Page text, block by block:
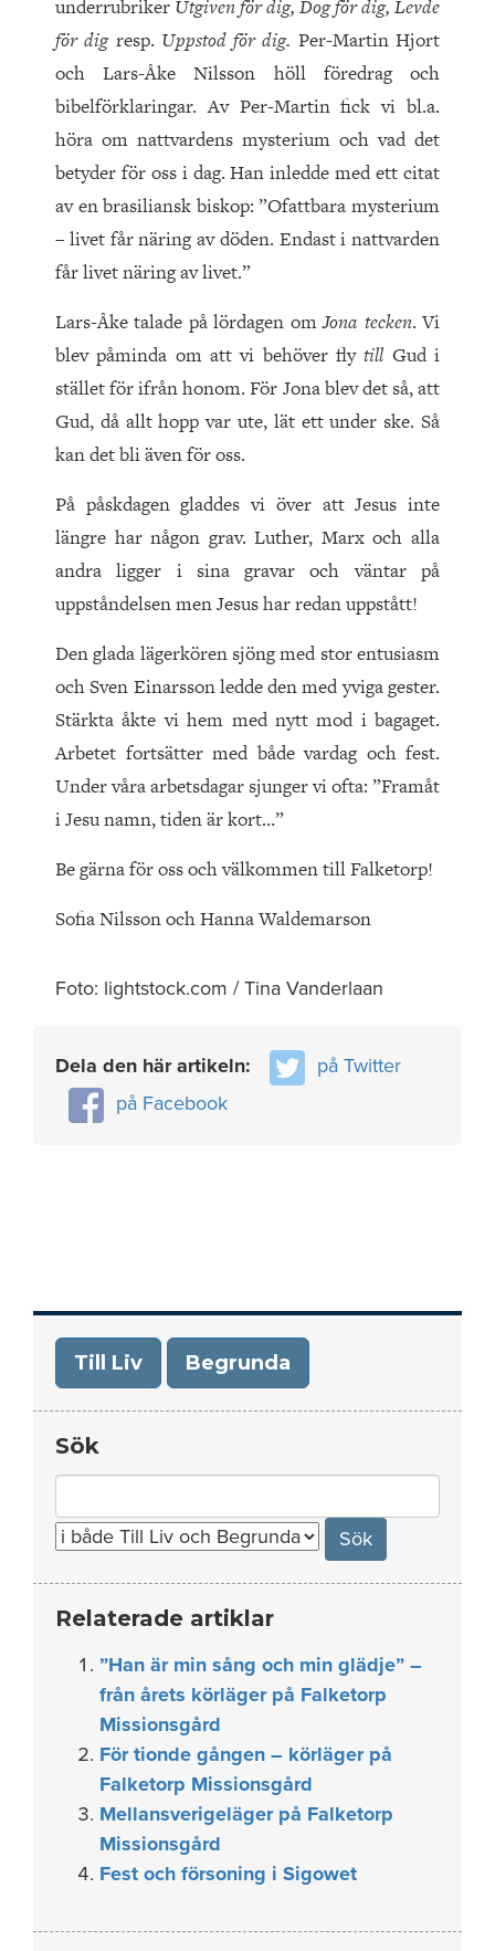
underrubriker Utgiven för dig, Dog för dig, Levde
för dig resp. Uppstod för dig. Per-Martin Hjort
och Lars-Åke Nilsson höll föredrag och
bibelförklaringar. Av Per-Martin fick vi bl.a.
höra om nattvardens mysterium och vad det
betyder för oss i dag. Han inledde med ett citat
av en brasiliansk biskop: ”Ofattbara mysterium
– livet får näring av döden. Endast i nattvarden
får livet näring av livet.”
Lars-Åke talade på lördagen omJona tecken. Vi
blev påminda om att vi behöver flytill Gud i
stället för ifrån honom. För Jona blev det så, att
Gud, då allt hopp var ute, lät ett under ske. Så
kan det bli även för oss.
På påskdagen gladdes vi över att Jesus inte
längre har någon grav. Luther, Marx och alla
andra ligger i sina gravar och väntar på
uppståndelsen men Jesus har redan uppstått!
Den glada lägerkören sjöng med stor entusiasm
och Sven Einarsson ledde den med yviga gester.
Stärkta åkte vi hem med nytt mod i bagaget.
Arbetet fortsätter med både vardag och fest.
Under våra arbetsdagar sjunger vi ofta: ”Framåt
i Jesu namn, tiden är kort…”
Be gärna för oss och välkommen till Falketorp!
Sofia Nilsson och Hanna Waldemarson
Foto: lightstock.com / Tina Vanderlaan
Dela den här artikeln:
på Twitter
på Facebook
Till Liv Begrunda
Sök
for:
Relaterade artiklar
”Han är min sång och min glädje” –
från årets körläger på Falketorp
Missionsgård
För tionde gången – körläger på
Falketorp Missionsgård
Mellansverigeläger på Falketorp
Missionsgård
Fest och försoning i Sigowet